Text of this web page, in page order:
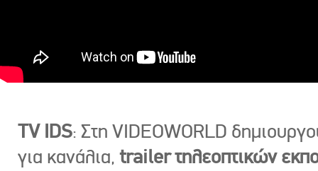
TV IDS: Στη VIDEOWORLD
για κανάλια, trailer τηλεοπτικών